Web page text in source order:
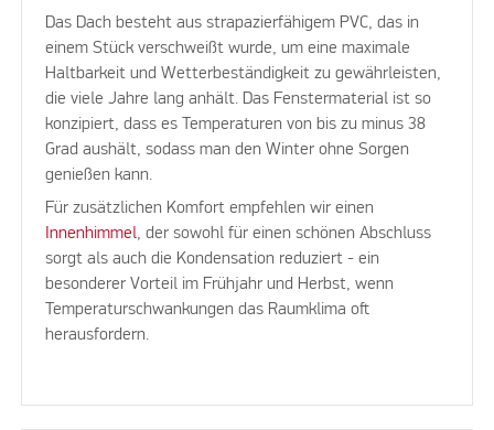
Das Dach besteht aus strapazierfähigem PVC, das in
einem Stück verschweißt wurde, um eine maximale
Haltbarkeit und Wetterbeständigkeit zu gewährleisten,
die viele Jahre lang anhält. Das Fenstermaterial ist so
konzipiert, dass es Temperaturen von bis zu minus 38
Grad aushält, sodass man den Winter ohne Sorgen
genießen kann.
Für zusätzlichen Komfort empfehlen wir einen
Innenhimmel, der sowohl für einen schönen Abschluss
sorgt als auch die Kondensation reduziert - ein
besonderer Vorteil im Frühjahr und Herbst, wenn
Temperaturschwankungen das Raumklima oft
herausfordern.